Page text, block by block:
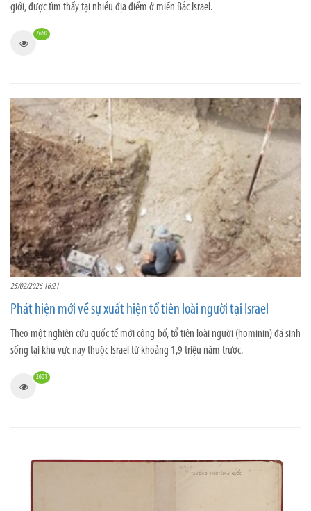
giới, được tìm thấy tại nhiều địa điểm ở miền Bắc Israel.
2660
25/02/2026 16:21
Phát hiện mới về sự xuất hiện tổ tiên loài người tại Israel
Theo một nghiên cứu quốc tế mới công bố, tổ tiên loài người (hominin) đã sinh
sống tại khu vực nay thuộc Israel từ khoảng 1,9 triệu năm trước.
2601